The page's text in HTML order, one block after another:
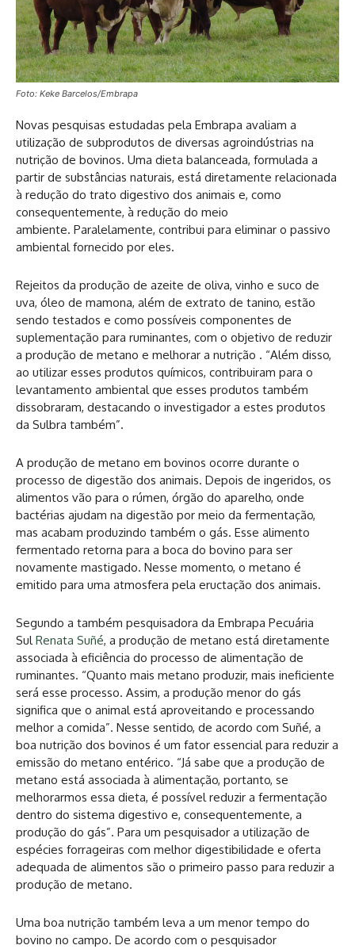
Foto: Keke Barcelos/Embrapa
Novas pesquisas estudadas pela Embrapa avaliam a
utilização de subprodutos de diversas agroindústrias na
nutrição de bovinos. Uma dieta balanceada, formulada a
partir de substâncias naturais, está diretamente relacionada
à redução do trato digestivo dos animais e, como
consequentemente, à redução do meio
ambiente. Paralelamente, contribui para eliminar o passivo
ambiental fornecido por eles.
Rejeitos da produção de azeite de oliva, vinho e suco de
uva, óleo de mamona, além de extrato de tanino, estão
sendo testados e como possíveis componentes de
suplementação para ruminantes, com o objetivo de reduzir
a produção de metano e melhorar a nutrição . “Além disso,
ao utilizar esses produtos químicos, contribuiram para o
levantamento ambiental que esses produtos também
dissobraram, destacando o investigador a estes produtos
da Sulbra também”.
A produção de metano em bovinos ocorre durante o
processo de digestão dos animais. Depois de ingeridos, os
alimentos vão para o rúmen, órgão do aparelho, onde
bactérias ajudam na digestão por meio da fermentação,
mas acabam produzindo também o gás. Esse alimento
fermentado retorna para a boca do bovino para ser
novamente mastigado. Nesse momento, o metano é
emitido para uma atmosfera pela eructação dos animais.
Segundo a também pesquisadora da Embrapa Pecuária
SulRenata Suñé, a produção de metano está diretamente
associada à eficiência do processo de alimentação de
ruminantes. “Quanto mais metano produzir, mais ineficiente
será esse processo. Assim, a produção menor do gás
significa que o animal está aproveitando e processando
melhor a comida”. Nesse sentido, de acordo com Suñé, a
boa nutrição dos bovinos é um fator essencial para reduzir a
emissão do metano entérico. “Já sabe que a produção de
metano está associada à alimentação, portanto, se
melhorarmos essa dieta, é possível reduzir a fermentação
dentro do sistema digestivo e, consequentemente, a
produção do gás”. Para um pesquisador a utilização de
espécies forrageiras com melhor digestibilidade e oferta
adequada de alimentos são o primeiro passo para reduzir a
produção de metano.
Uma boa nutrição também leva a um menor tempo do
bovino no campo. De acordo com o pesquisador